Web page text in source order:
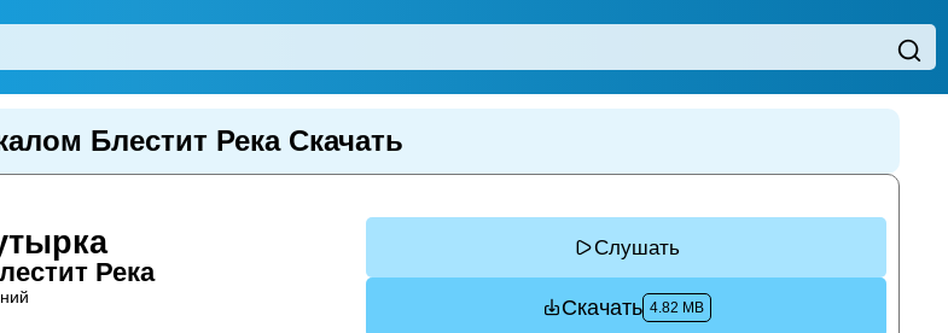
Блестит Река Скачать
Река
Слушать
Скачать 4.82 MB